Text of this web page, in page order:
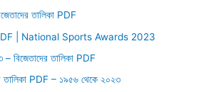
তালিকা PDF
PDF | National Sports Awards 2023
– বিজেতাদের তালিকা PDF
তালিকা PDF – ১৯৫৬ থেকে ২০২৩